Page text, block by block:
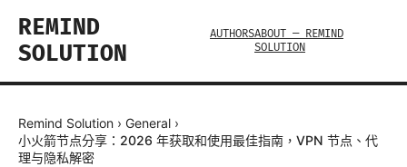
REMIND
SOLUTION
AUTHORSABOUT — REMIND
SOLUTION
Remind Solution › General ›
小火箭节点分享：2026 年获取和使用最佳指南，VPN 节点、代
理与隐私解密